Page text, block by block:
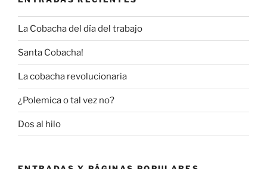
La Cobacha del día del trabajo
Santa Cobacha!
La cobacha revolucionaria
¿Polemica o tal vez no?
Dos al hilo